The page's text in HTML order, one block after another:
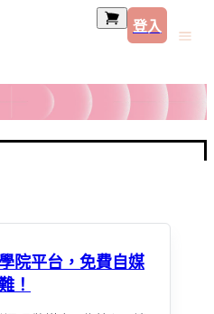
登入
院平台，免費自媒
！